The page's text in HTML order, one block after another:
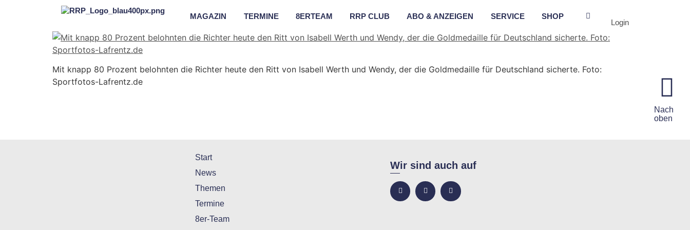
MAGAZIN TERMINE 8ERTEAM RRP CLUB ABO & ANZEIGEN SERVICE SHOP
Login
Mit knapp 80 Prozent belohnten die Richter heute den Ritt von Isabell Werth und Wendy, der die Goldmedaille für Deutschland sicherte. Foto:
Sportfotos-Lafrentz.de
Nach
oben
Start
News
Themen
Termine
8er-Team
Wir sind auch auf